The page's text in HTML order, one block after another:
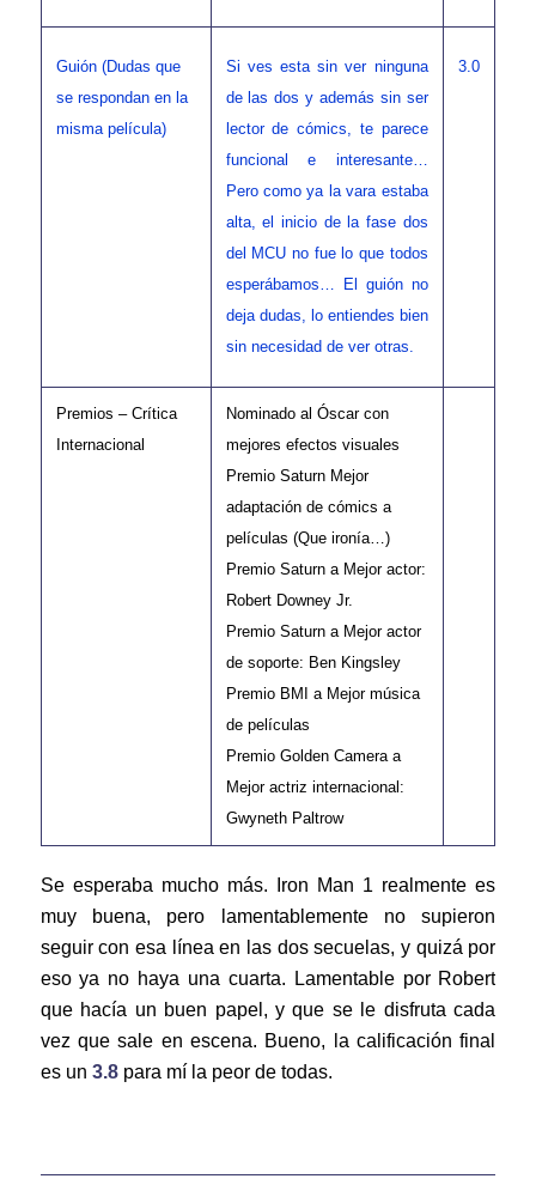
Guión (Dudas que
se respondan en la
misma película)
Si ves esta sin ver ninguna
de las dos y además sin ser
lector de cómics, te parece
funcional e interesante…
Pero como ya la vara estaba
alta, el inicio de la fase dos
del MCU no fue lo que todos
esperábamos… El guión no
deja dudas, lo entiendes bien
sin necesidad de ver otras.
3.0
Premios – Crítica
Internacional
Nominado al Óscar con
mejores efectos visuales
Premio Saturn Mejor
adaptación de cómics a
películas (Que ironía…)
Premio Saturn a Mejor actor:
Robert Downey Jr.
Premio Saturn a Mejor actor
de soporte: Ben Kingsley
Premio BMI a Mejor música
de películas
Premio Golden Camera a
Mejor actriz internacional:
Gwyneth Paltrow
Se esperaba mucho más. Iron Man 1 realmente es
muy buena, pero lamentablemente no supieron
seguir con esa línea en las dos secuelas, y quizá por
eso ya no haya una cuarta. Lamentable por Robert
que hacía un buen papel, y que se le disfruta cada
vez que sale en escena. Bueno, la calificación final
es un 3.8para mí la peor de todas.